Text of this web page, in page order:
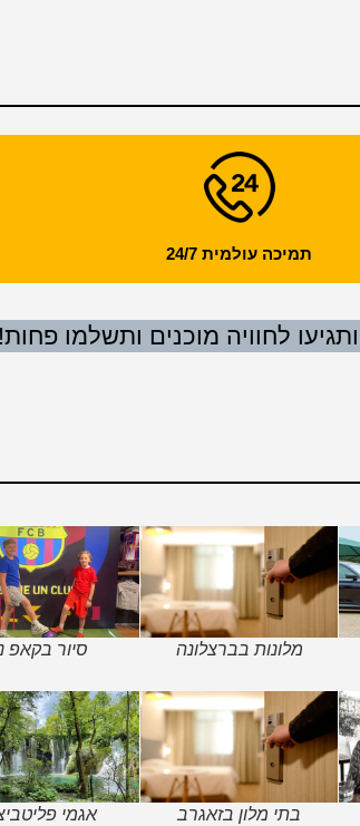
תמיכה עולמית 24/7
לחוויה מוכנים ותשלמו פחות!
מלונות בברצלונה סיור בקאפ
בתי מלון בזאגרב אגמי